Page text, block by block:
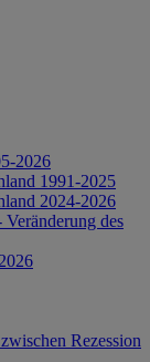
2026
1991-2025
2024-2026
des
Rezession